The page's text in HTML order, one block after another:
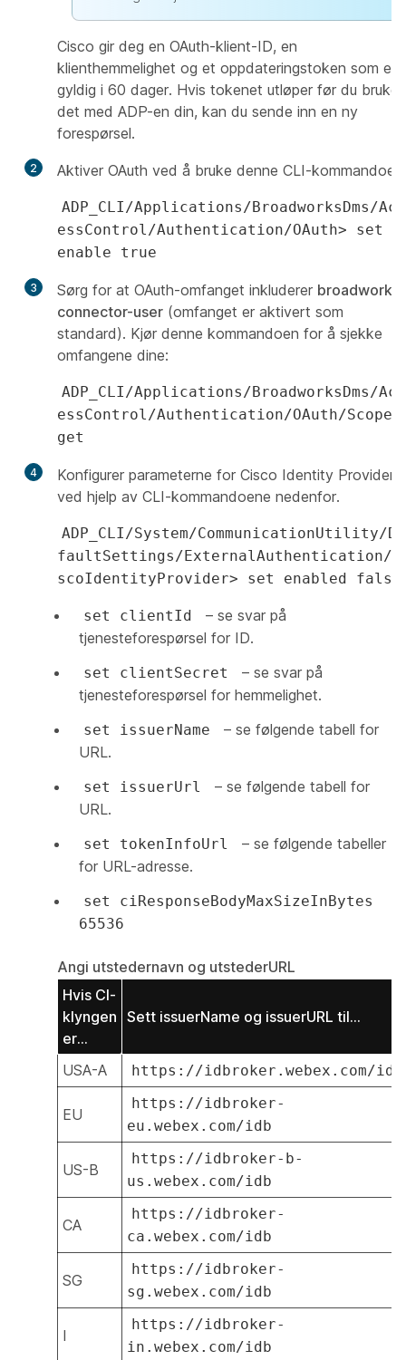
Cisco gir deg en OAuth-klient-ID, en
klienthemmelighet og et oppdateringstoken som er
gyldig i 60 dager. Hvis tokenet utløper før du bruker
det med ADP-en din, kan du sende inn en ny
forespørsel.
2 Aktiver OAuth ved å bruke denne CLI-kommandoen:
ADP_CLI/Applications/BroadworksDms/Acc
essControl/Authentication/OAuth> set
enable true
3 Sørg for at OAuth-omfanget inkluderer broadworks-
connector-user (omfanget er aktivert som
standard). Kjør denne kommandoen for å sjekke
omfangene dine:
ADP_CLI/Applications/BroadworksDms/Acc
essControl/Authentication/OAuth/
get
4
Konfigurer parameterne for Cisco Identity Provider
ved hjelp av CLI-kommandoene nedenfor.
ADP_CLI/System/CommunicationUtility/De
faultSettings/ExternalAuthentication/
scoIdentityProvider> set enabled false
set clientId
– se svar på
tjenesteforespørsel for ID.
set clientSecret
– se svar på
tjenesteforespørsel for hemmelighet.
set issuerName
– se følgende tabell for
URL.
set issuerUrl
– se følgende tabell for
URL.
set tokenInfoUrl
– se følgende tabeller
for URL-adresse.
set ciResponseBodyMaxSizeInBytes
65536
Angi utstedernavn og utstederURL
Hvis CI-
klyngen
er...
Sett issuerName og issuerURL til...
USA-A https://idbroker.webex.com/idb
EU
https://idbroker-
eu.webex.com/idb
US-B
https://idbroker-b-
us.webex.com/idb
CA
https://idbroker-
ca.webex.com/idb
SG
https://idbroker-
sg.webex.com/idb
I
https://idbroker-
in.webex.com/idb